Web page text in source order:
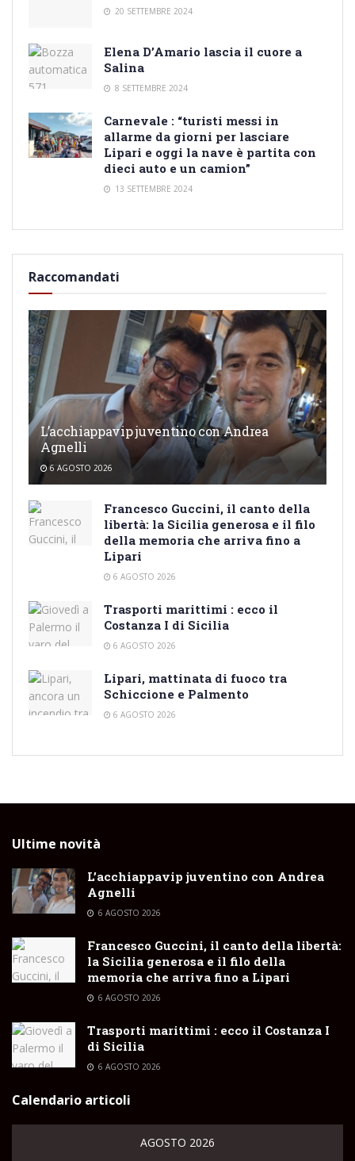
20 SETTEMBRE 2024
Elena D’Amario lascia il cuore a
Salina
8 SETTEMBRE 2024
Carnevale : “turisti messi in
allarme da giorni per lasciare
Lipari e oggi la nave è partita con
dieci auto e un camion”
13 SETTEMBRE 2024
Raccomandati
L’acchiappavip juventino con Andrea
Agnelli
6 AGOSTO 2026
Francesco Guccini, il canto della
libertà: la Sicilia generosa e il filo
della memoria che arriva fino a
Lipari
6 AGOSTO 2026
Trasporti marittimi : ecco il
Costanza I di Sicilia
6 AGOSTO 2026
Lipari, mattinata di fuoco tra
Schiccione e Palmento
6 AGOSTO 2026
Ultime novità
L’acchiappavip juventino con Andrea
Agnelli
6 AGOSTO 2026
Francesco Guccini, il canto della libertà:
la Sicilia generosa e il filo della
memoria che arriva fino a Lipari
6 AGOSTO 2026
Trasporti marittimi : ecco il Costanza I
di Sicilia
6 AGOSTO 2026
Calendario articoli
AGOSTO 2026